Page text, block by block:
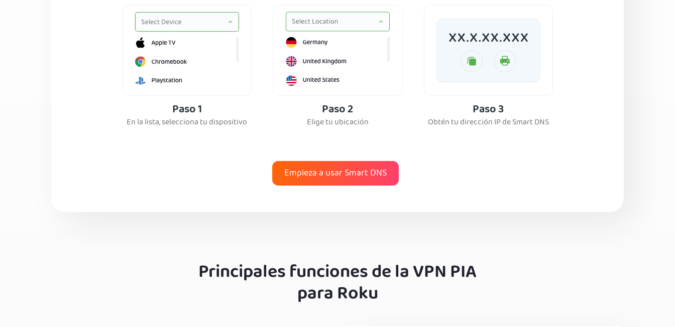
Paso 1
En la lista, selecciona tu dispositivo
Paso 2
Elige tu ubicación
Paso 3
Obtén tu dirección IP de Smart DNS
Empieza a usar Smart DNS
Principales funciones de la VPN PIA
para Roku